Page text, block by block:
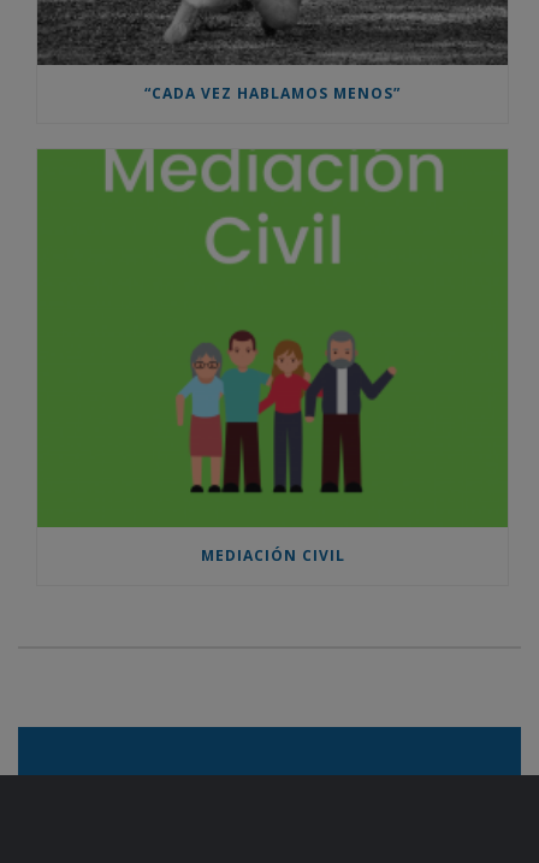
“CADA VEZ HABLAMOS MENOS”
MEDIACIÓN CIVIL